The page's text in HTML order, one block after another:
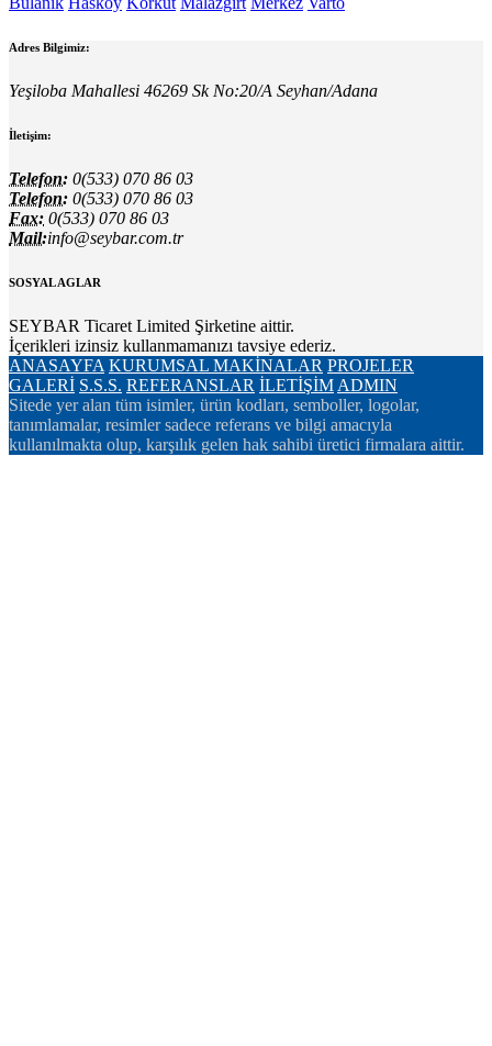
Adres Bilgimiz:
Yeşiloba Mahallesi 46269 Sk No:20/A Seyhan/Adana
İletişim:
Telefon: 0(533) 070 86 03
Telefon: 0(533) 070 86 03
Fax: 0(533) 070 86 03
Mail:info@seybar.com.tr
SOSYAL AGLAR
SEYBAR Ticaret Limited Şirketine aittir.
İçerikleri izinsiz kullanmamanızı tavsiye ederiz.
ANASAYFA KURUMSAL MAKİNALAR PROJELER
GALERİ S.S.S. REFERANSLAR İLETİŞİM ADMIN
Sitede yer alan tüm isimler, ürün kodları, semboller, logolar,
tanımlamalar, resimler sadece referans ve bilgi amacıyla
kullanılmakta olup, karşılık gelen hak sahibi üretici firmalara aittir.